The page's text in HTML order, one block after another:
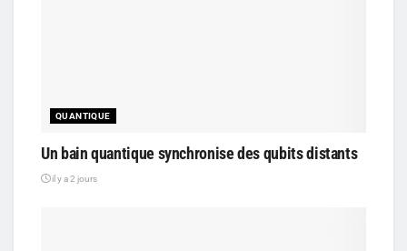
QUANTIQUE
Un bain quantique synchronise des qubits distants
il y a 2 jours